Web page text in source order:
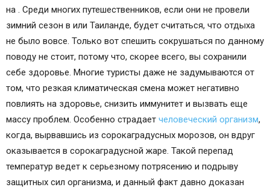
на . Среди многих путешественников, если они не провели
зимний сезон в или Таиланде, будет считаться, что отдыха
не было вовсе. Только вот спешить сокрушаться по данному
поводу не стоит, потому что, скорее всего, вы сохранили
себе здоровье. Многие туристы даже не задумываются от
том, что резкая климатическая смена может негативно
повлиять на здоровье, снизить иммунитет и вызвать еще
массу проблем. Особенно страдает человеческий организм,
когда, вырвавшись из сорокаградусных морозов, он вдруг
оказывается в сорокаградусной жаре. Такой перепад
температур ведет к серьезному потрясению и подрыву
защитных сил организма, и данный факт давно доказан